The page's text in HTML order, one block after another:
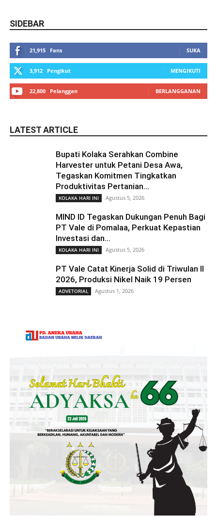
SIDEBAR
21,915 Fans SUKA
3,912 Pengikut MENGIKUTI
22,800 Pelanggan BERLANGGANAN
LATEST ARTICLE
Bupati Kolaka Serahkan Combine
Harvester untuk Petani Desa Awa,
Tegaskan Komitmen Tingkatkan
Produktivitas Pertanian...
KOLAKA HARI INI Agustus 5, 2026
MIND ID Tegaskan Dukungan Penuh Bagi
PT Vale di Pomalaa, Perkuat Kepastian
Investasi dan...
KOLAKA HARI INI Agustus 5, 2026
PT Vale Catat Kinerja Solid di Triwulan II
2026, Produksi Nikel Naik 19 Persen
ADVETORIAL Agustus 1, 2026